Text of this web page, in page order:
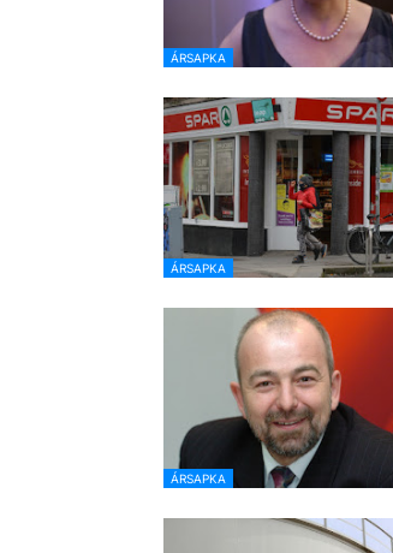
ÁRSAPKA
ÁRSAPKA
ÁRSAPKA